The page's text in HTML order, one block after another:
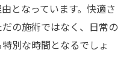
となっています。快適さ
の施術ではなく、日常の
別な時間となるでしょ